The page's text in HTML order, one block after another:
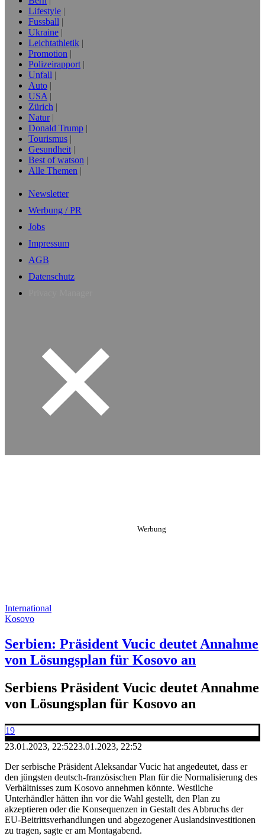
Lifestyle
Fussball
Ukraine
Leichtathletik
Promotion
Polizeirapport
Unfall
Auto
USA
Zürich
Natur
Donald Trump
Tourismus
Gesundheit
Best of watson
Alle Themen
Newsletter
Werbung / PR
Jobs
Impressum
AGB
Datenschutz
International
Kosovo
Serbien: Präsident Vucic deutet Annahme
von Lösungsplan für Kosovo an
Serbiens Präsident Vucic deutet Annahme
von Lösungsplan für Kosovo an
19
23.01.2023, 22:5223.01.2023, 22:52
Der serbische Präsident Aleksandar Vucic hat angedeutet, dass er
den jüngsten deutsch-französischen Plan für die Normalisierung des
Verhältnisses zum Kosovo annehmen könnte. Westliche
Unterhändler hätten ihn vor die Wahl gestellt, den Plan zu
akzeptieren oder die Konsequenzen in Gestalt des Abbruchs der
EU-Beitrittsverhandlungen und abgezogener Auslandsinvestitionen
zu tragen, sagte er am Montagabend.